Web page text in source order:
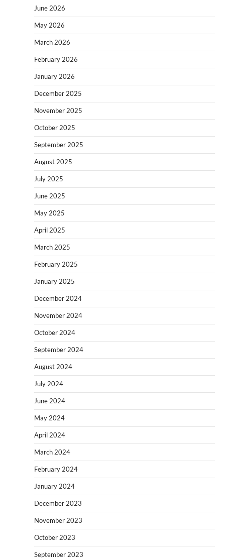
June 2026
May 2026
March 2026
February 2026
January 2026
December 2025
November 2025
October 2025
September 2025
August 2025
July 2025
June 2025
May 2025
April 2025
March 2025
February 2025
January 2025
December 2024
November 2024
October 2024
September 2024
August 2024
July 2024
June 2024
May 2024
April 2024
March 2024
February 2024
January 2024
December 2023
November 2023
October 2023
September 2023